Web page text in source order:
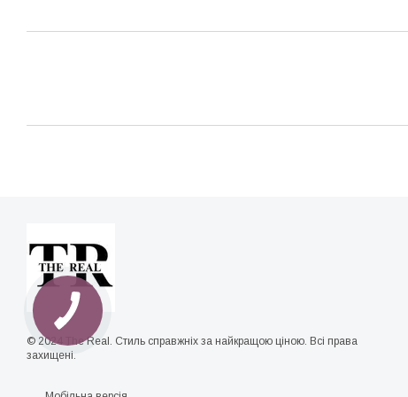
© 2024 The Real. Стиль справжніх за найкращою ціною. Всі права
захищені.